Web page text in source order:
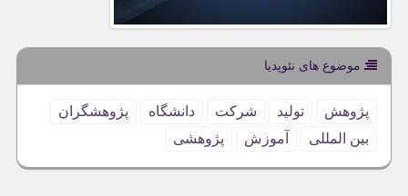
موضوع های نئوپدیا
پژوهش تولید شركت دانشگاه
پژوهشگران
بین المللی
آموزش پژوهشی